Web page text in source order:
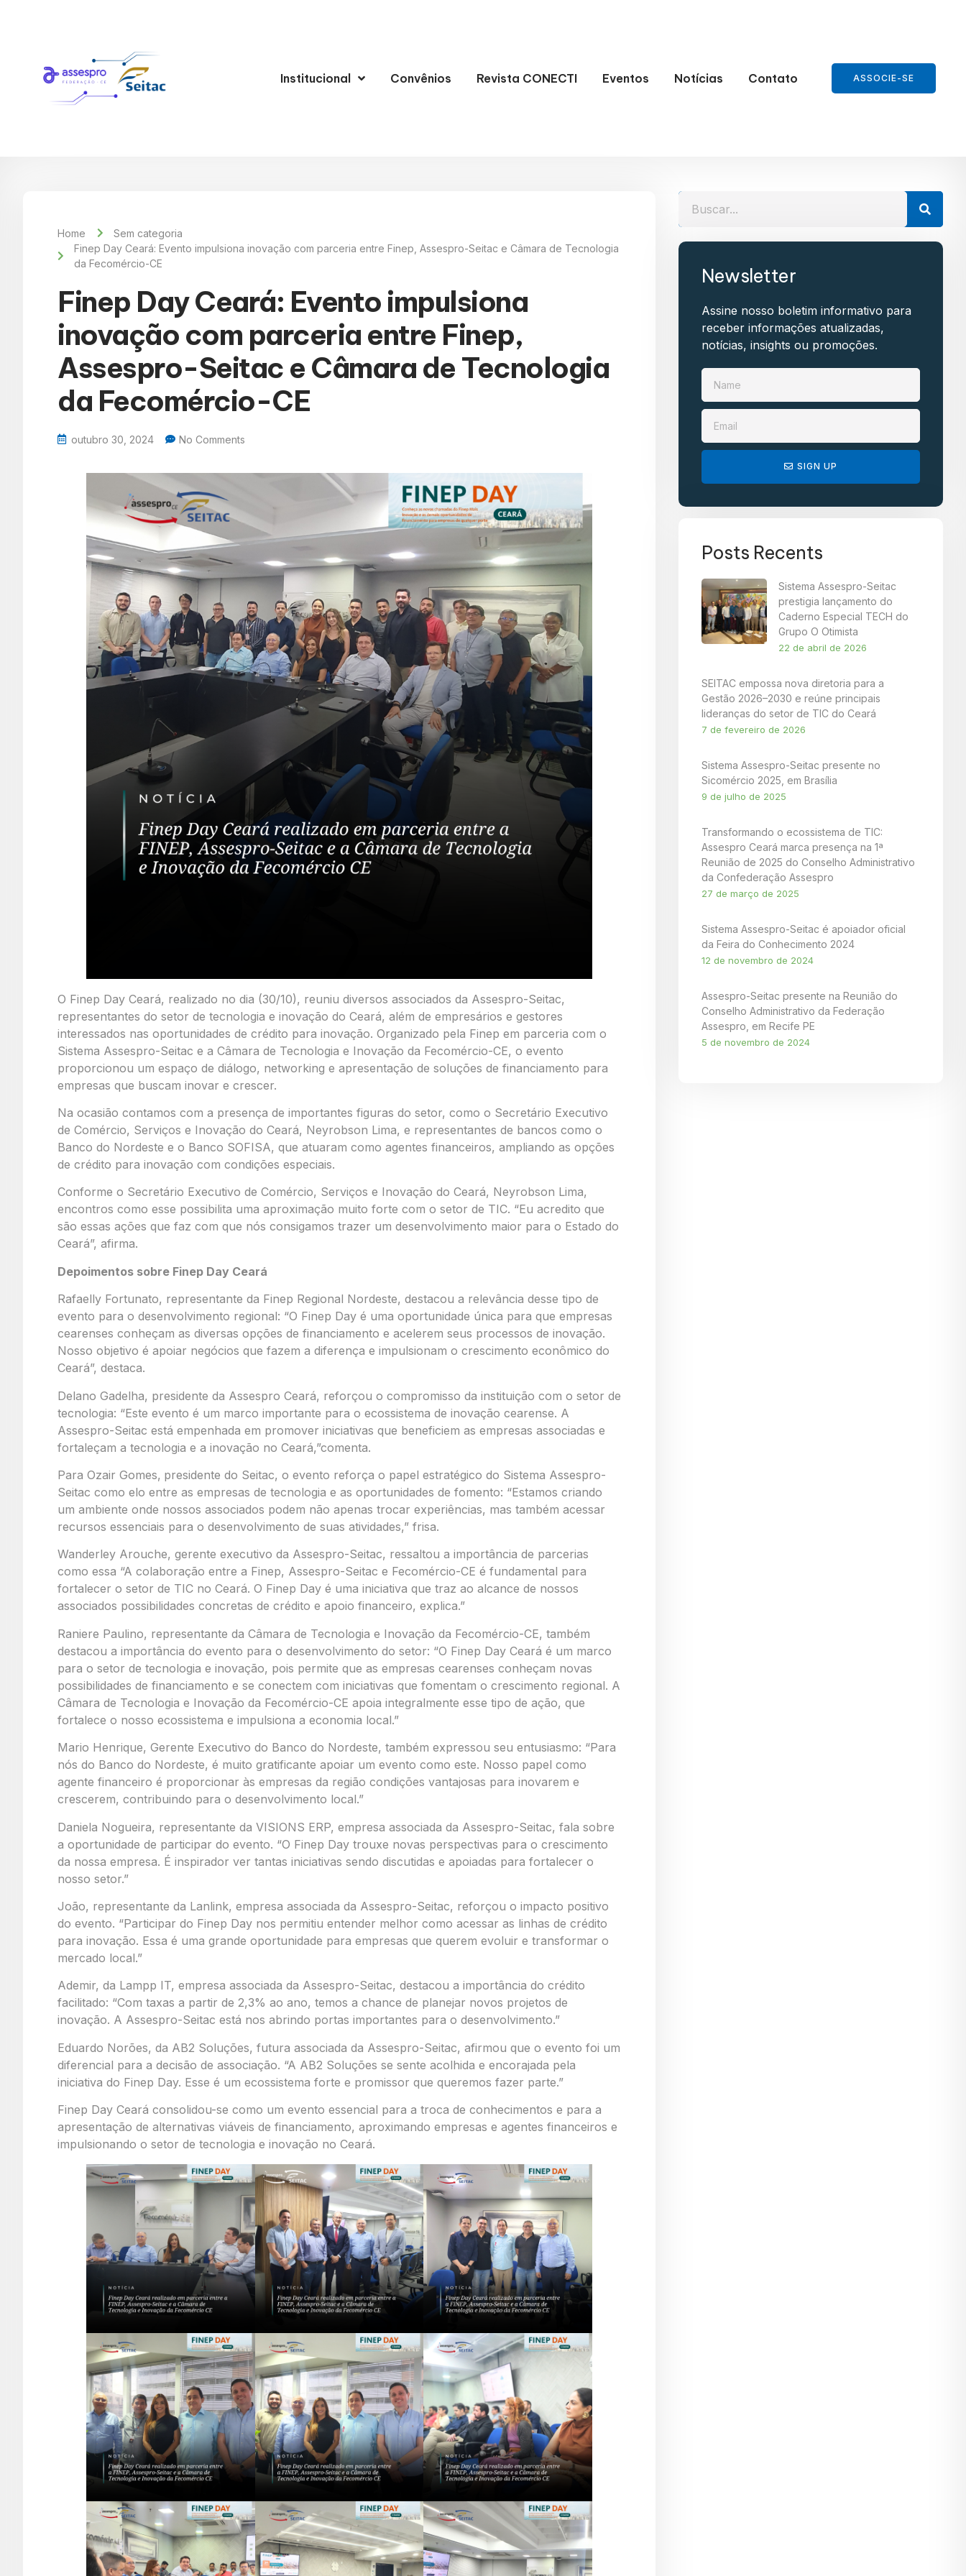
Institucional Convênios Revista CONECTI Eventos Notícias Contato ASSOCIE-SE
Home
Sem categoria
Finep Day Ceará: Evento impulsiona inovação com parceria entre Finep, Assespro-Seitac e Câmara de Tecnologia
da Fecomércio-CE
Finep Day Ceará: Evento impulsiona
inovação com parceria entre Finep,
Assespro-Seitac e Câmara de Tecnologia
da Fecomércio-CE
outubro 30, 2024 No Comments
O Finep Day Ceará, realizado no dia (30/10), reuniu diversos associados da Assespro-Seitac,
representantes do setor de tecnologia e inovação do Ceará, além de empresários e gestores
interessados nas oportunidades de crédito para inovação. Organizado pela Finep em parceria com o
Sistema Assespro-Seitac e a Câmara de Tecnologia e Inovação da Fecomércio-CE, o evento
proporcionou um espaço de diálogo, networking e apresentação de soluções de financiamento para
empresas que buscam inovar e crescer.
Na ocasião contamos com a presença de importantes figuras do setor, como o Secretário Executivo
de Comércio, Serviços e Inovação do Ceará, Neyrobson Lima, e representantes de bancos como o
Banco do Nordeste e o Banco SOFISA, que atuaram como agentes financeiros, ampliando as opções
de crédito para inovação com condições especiais.
Conforme o Secretário Executivo de Comércio, Serviços e Inovação do Ceará, Neyrobson Lima,
encontros como esse possibilita uma aproximação muito forte com o setor de TIC. “Eu acredito que
são essas ações que faz com que nós consigamos trazer um desenvolvimento maior para o Estado do
Ceará”, afirma.
Depoimentos sobre Finep Day Ceará
Rafaelly Fortunato, representante da Finep Regional Nordeste, destacou a relevância desse tipo de
evento para o desenvolvimento regional: “O Finep Day é uma oportunidade única para que empresas
cearenses conheçam as diversas opções de financiamento e acelerem seus processos de inovação.
Nosso objetivo é apoiar negócios que fazem a diferença e impulsionam o crescimento econômico do
Ceará”, destaca.
Delano Gadelha, presidente da Assespro Ceará, reforçou o compromisso da instituição com o setor de
tecnologia: “Este evento é um marco importante para o ecossistema de inovação cearense. A
Assespro-Seitac está empenhada em promover iniciativas que beneficiem as empresas associadas e
fortaleçam a tecnologia e a inovação no Ceará,”comenta.
Para Ozair Gomes, presidente do Seitac, o evento reforça o papel estratégico do Sistema Assespro-
Seitac como elo entre as empresas de tecnologia e as oportunidades de fomento: “Estamos criando
um ambiente onde nossos associados podem não apenas trocar experiências, mas também acessar
recursos essenciais para o desenvolvimento de suas atividades,” frisa.
Wanderley Arouche, gerente executivo da Assespro-Seitac, ressaltou a importância de parcerias
como essa “A colaboração entre a Finep, Assespro-Seitac e Fecomércio-CE é fundamental para
fortalecer o setor de TIC no Ceará. O Finep Day é uma iniciativa que traz ao alcance de nossos
associados possibilidades concretas de crédito e apoio financeiro, explica.”
Raniere Paulino, representante da Câmara de Tecnologia e Inovação da Fecomércio-CE, também
destacou a importância do evento para o desenvolvimento do setor: “O Finep Day Ceará é um marco
para o setor de tecnologia e inovação, pois permite que as empresas cearenses conheçam novas
possibilidades de financiamento e se conectem com iniciativas que fomentam o crescimento regional. A
Câmara de Tecnologia e Inovação da Fecomércio-CE apoia integralmente esse tipo de ação, que
fortalece o nosso ecossistema e impulsiona a economia local.”
Mario Henrique, Gerente Executivo do Banco do Nordeste, também expressou seu entusiasmo: “Para
nós do Banco do Nordeste, é muito gratificante apoiar um evento como este. Nosso papel como
agente financeiro é proporcionar às empresas da região condições vantajosas para inovarem e
crescerem, contribuindo para o desenvolvimento local.”
Daniela Nogueira, representante da VISIONS ERP, empresa associada da Assespro-Seitac, fala sobre
a oportunidade de participar do evento. “O Finep Day trouxe novas perspectivas para o crescimento
da nossa empresa. É inspirador ver tantas iniciativas sendo discutidas e apoiadas para fortalecer o
nosso setor.”
João, representante da Lanlink, empresa associada da Assespro-Seitac, reforçou o impacto positivo
do evento. “Participar do Finep Day nos permitiu entender melhor como acessar as linhas de crédito
para inovação. Essa é uma grande oportunidade para empresas que querem evoluir e transformar o
mercado local.”
Ademir, da Lampp IT, empresa associada da Assespro-Seitac, destacou a importância do crédito
facilitado: “Com taxas a partir de 2,3% ao ano, temos a chance de planejar novos projetos de
inovação. A Assespro-Seitac está nos abrindo portas importantes para o desenvolvimento.”
Eduardo Norões, da AB2 Soluções, futura associada da Assespro-Seitac, afirmou que o evento foi um
diferencial para a decisão de associação. “A AB2 Soluções se sente acolhida e encorajada pela
iniciativa do Finep Day. Esse é um ecossistema forte e promissor que queremos fazer parte.”
Finep Day Ceará consolidou-se como um evento essencial para a troca de conhecimentos e para a
apresentação de alternativas viáveis de financiamento, aproximando empresas e agentes financeiros e
impulsionando o setor de tecnologia e inovação no Ceará.
Newsletter
Assine nosso boletim informativo para
receber informações atualizadas,
notícias, insights ou promoções.​
SIGN UP
Posts Recents
Sistema Assespro-Seitac
prestigia lançamento do
Caderno Especial TECH do
Grupo O Otimista
22 de abril de 2026
SEITAC empossa nova diretoria para a
Gestão 2026–2030 e reúne principais
lideranças do setor de TIC do Ceará
7 de fevereiro de 2026
Sistema Assespro-Seitac presente no
Sicomércio 2025, em Brasília
9 de julho de 2025
Transformando o ecossistema de TIC:
Assespro Ceará marca presença na 1ª
Reunião de 2025 do Conselho Administrativo
da Confederação Assespro
27 de março de 2025
Sistema Assespro-Seitac é apoiador oficial
da Feira do Conhecimento 2024
12 de novembro de 2024
Assespro-Seitac presente na Reunião do
Conselho Administrativo da Federação
Assespro, em Recife PE
5 de novembro de 2024